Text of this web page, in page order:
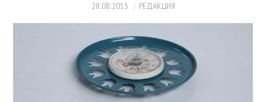
28.08.2015 РЕДАКЦИЯ